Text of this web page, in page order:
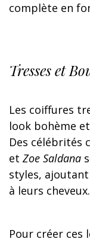
complète en
Tresses et
Les coiffures
look bohème
Des célébrités
et Zoe Saldana
styles,
à leurs cheveux.
Pour créer ces